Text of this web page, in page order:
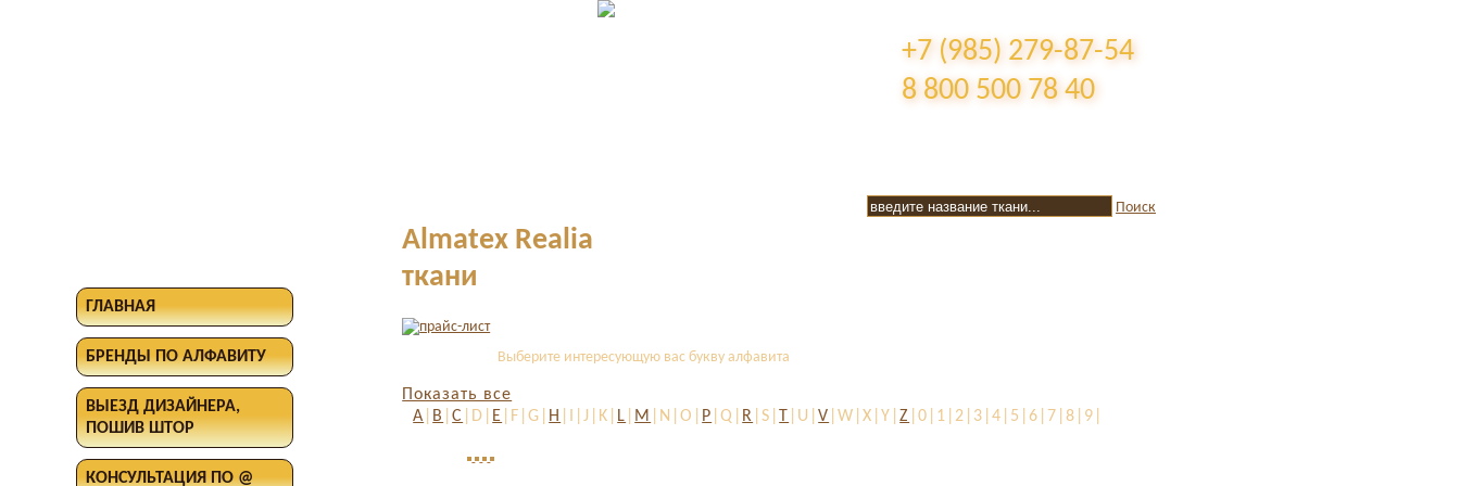
+7 (985) 279-87-54
8 800 500 78 40
Поиск
ГЛАВНАЯ
БРЕНДЫ ПО АЛФАВИТУ
ВЫЕЗД ДИЗАЙНЕРА,
ПОШИВ ШТОР
КОНСУЛЬТАЦИЯ ПО @
Almatex Realia
ткани
Выберите интересующую вас букву алфавита
Показать все
A
B |C |D| E |F|G| H |I|J|K| L M |N|O| P |Q| R |S| T |U|V |W|X|Y|Z |0|1|2|3|4|5|6|7|8|9|